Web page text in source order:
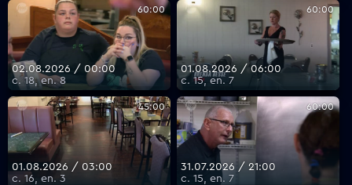
60:00
02.08.2026 / 00:00
с. 18, еп. 8
60:00
01.08.2026 / 06:00
с. 15, еп. 7
45:00
01.08.2026 / 03:00
с. 16, еп. 3
60:00
31.07.2026 / 21:00
с. 15, еп. 7